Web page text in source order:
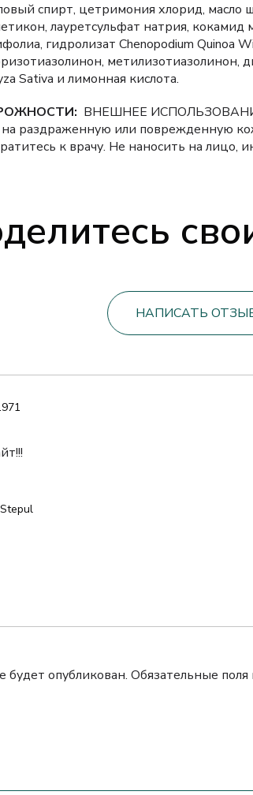
спирт, цетримония хлорид, масло
лауретсульфат натрия,
гидролизат Chenopodium Quinoa
метилизотиазолинон,
Sativa и лимонная кислота.
ВНЕШНЕЕ
раздраженную или поврежденную
к врачу. Не наносить на лицо,
НАПИСАТЬ
будет опубликован. Обязательные